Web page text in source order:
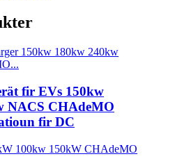
fir EVs 150kw
NACS CHAdeMO
fir DC